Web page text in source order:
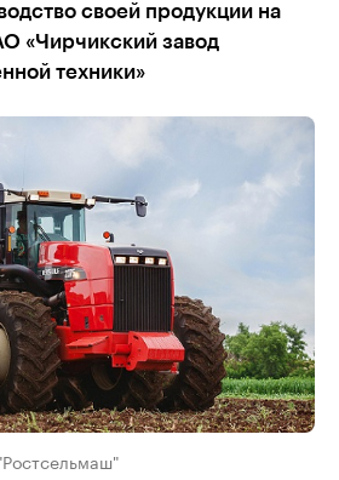
своей продукции на
«Чирчикский завод
техники»